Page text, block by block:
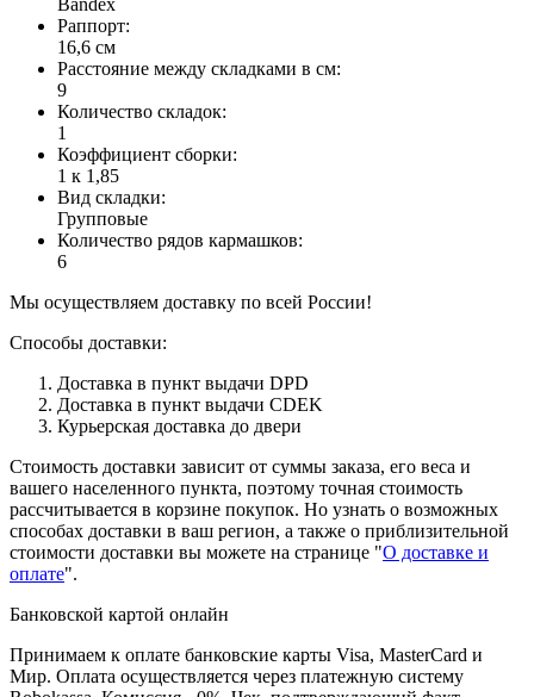
Раппорт:
16,6 см
Расстояние между складками в см:
9
Количество складок:
1
Коэффициент сборки:
1 к 1,85
Вид складки:
Групповые
Количество рядов кармашков:
6
Мы осуществляем доставку по всей России!
Способы доставки:
Доставка в пункт выдачи DPD
Доставка в пункт выдачи CDEK
Курьерская доставка до двери
Стоимость доставки зависит от суммы заказа, его веса и
вашего населенного пункта, поэтому точная стоимость
рассчитывается в корзине покупок. Но узнать о возможных
способах доставки в ваш регион, а также о приблизительной
стоимости доставки вы можете на странице "О доставке и
оплате".
Банковской картой онлайн
Принимаем к оплате банковские карты Visa, MasterCard и
Мир. Оплата осуществляется через платежную систему